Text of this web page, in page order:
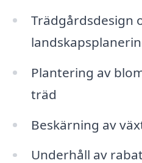
Trädgårdsdesign
Plantering av
träd
Beskärning av
Underhåll av